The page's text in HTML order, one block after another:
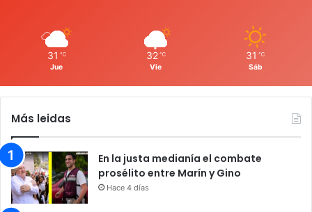
31 ℃
Jue
32 ℃
Vie
31 ℃
Sáb
Más leidas
En la justa medianía el combate
prosélito entre Marín y Gino
Hace 4 días